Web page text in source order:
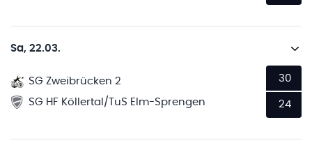
Sa, 22.03.
SG Zweibrücken 2
SG HF Köllertal/TuS Elm-Sprengen
30
24